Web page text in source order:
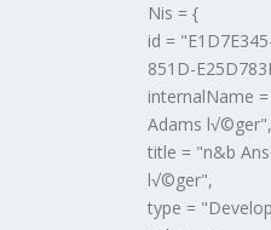
Nis = {
id =
851D-
internalName
Adams l√©ger",
title = "n&b
l√©ger",
type =